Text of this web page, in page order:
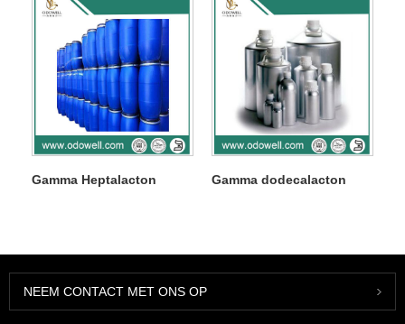
Gamma Heptalacton Gamma dodecalacton
NEEM CONTACT MET ONS OP